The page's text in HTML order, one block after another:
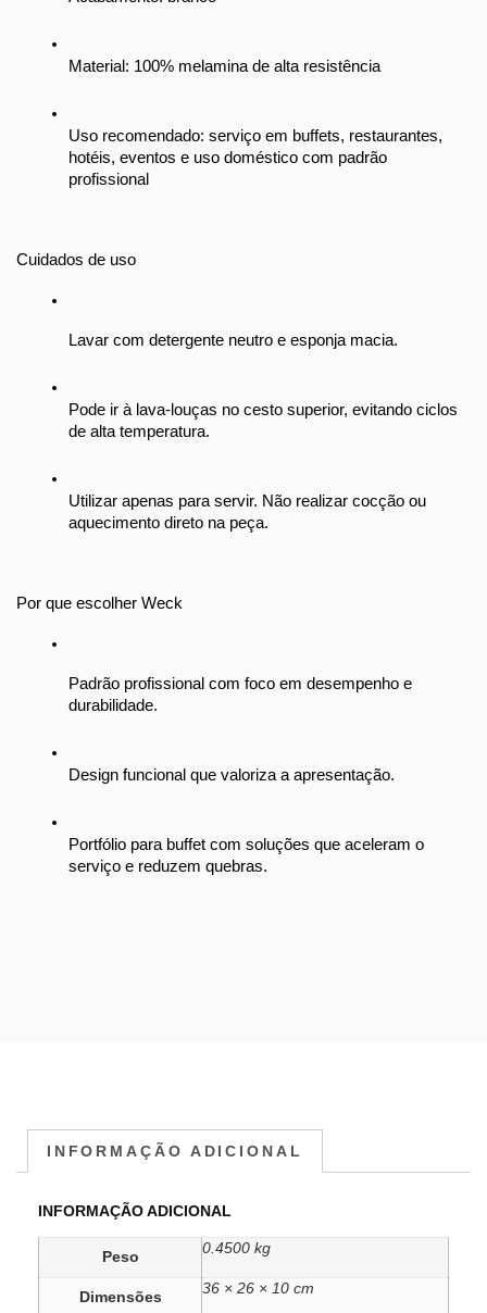
Material: 100% melamina de alta resistência
Uso recomendado: serviço em buffets, restaurantes,
hotéis, eventos e uso doméstico com padrão
profissional
Cuidados de uso
Lavar com detergente neutro e esponja macia.
Pode ir à lava-louças no cesto superior, evitando ciclos
de alta temperatura.
Utilizar apenas para servir. Não realizar cocção ou
aquecimento direto na peça.
Por que escolher Weck
Padrão profissional com foco em desempenho e
durabilidade.
Design funcional que valoriza a apresentação.
Portfólio para buffet com soluções que aceleram o
serviço e reduzem quebras.
INFORMAÇÃO ADICIONAL
INFORMAÇÃO ADICIONAL
Peso
0.4500 kg
Dimensões
36 × 26 × 10 cm